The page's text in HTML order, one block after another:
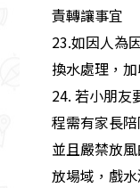
責轉讓事宜
23.如因人為
換水處理，
24. 若小朋友
程需有家長
並且嚴禁放
放場域，戲